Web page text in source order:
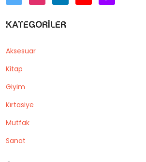
Kategoriler
Aksesuar
Kitap
Giyim
Kırtasiye
Mutfak
Sanat